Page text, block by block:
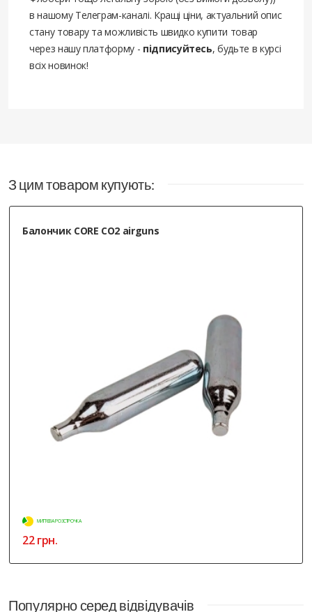
в нашому Телеграм-каналі. Кращі ціни, актуальний опис
стану товару та можливість швидко купити товар
через нашу платформу - підписуйтесь, будьте в курсі
всіх новинок!
З цим товаром купують:
Балончик CORE CO2 airguns
МИТТЄВА РОЗСТРОЧКА
22 грн.
Популярно серед відвідувачів